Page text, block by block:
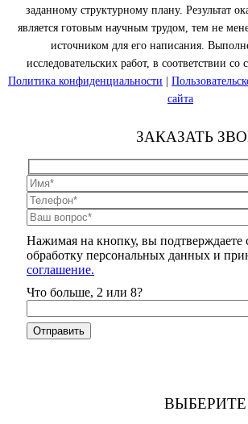
заданному структурному плану. Результат
является готовым научным трудом, тем не
источником для его написания.
исследовательских работ, в соответствии
Политика конфиденциальности
сайта
ЗАКАЗАТЬ
Нажимая на кнопку, вы подтверждаете
обработку персональных данных и
соглашение.
Что больше, 2 или 8?